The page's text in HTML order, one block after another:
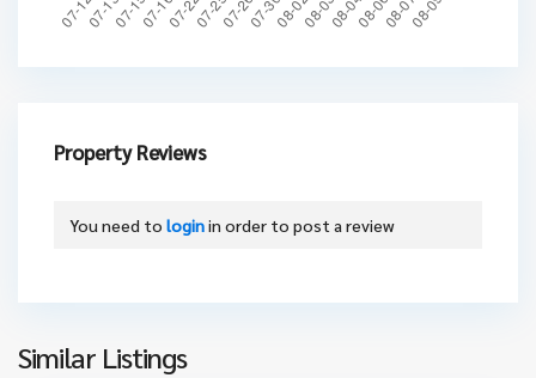
Property Reviews
You need to loginin order to post a review
Similar Listings